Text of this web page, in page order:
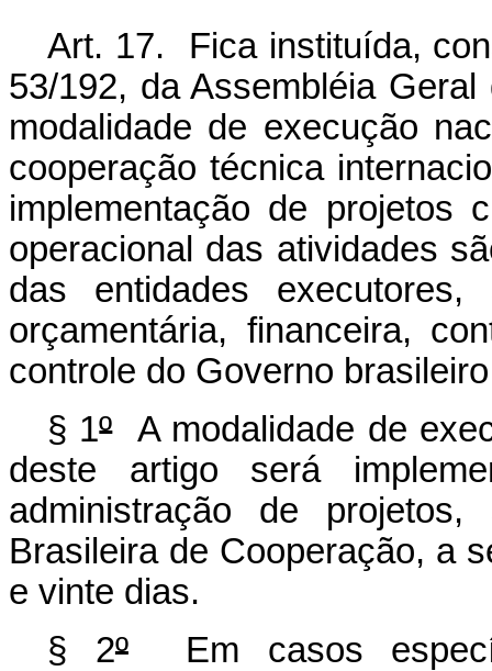
Art. 17. Fica instituída,
53/192, da Assembléia
modalidade de execução
cooperação técnica
implementação de projetos
operacional das atividades
das entidades
orçamentária, financeira,
controle do Governo
§ 1ºA modalidade de
deste artigo será
administração de
Brasileira de Cooperação, a
e vinte dias.
§ 2ºEm casos